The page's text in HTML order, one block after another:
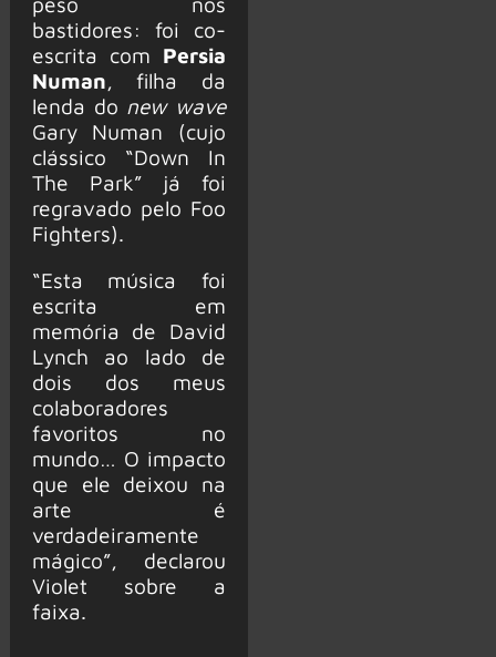
bastidores: foi co-
escrita com Persia
Numan, filha da
lenda do new wave
Gary Numan (cujo
clássico “Down In
The Park” já foi
regravado pelo Foo
Fighters).
“Esta música foi
escrita em
memória de David
Lynch ao lado de
dois dos meus
colaboradores
favoritos no
mundo… O impacto
que ele deixou na
arte é
verdadeiramente
mágico”, declarou
Violet sobre a
faixa.